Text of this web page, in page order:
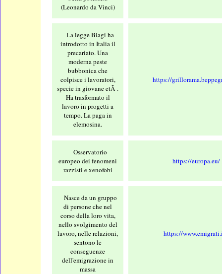
(Leonardo da Vinci)
La legge Biagi ha
introdotto in Italia il
precariato. Una
moderna peste
bubbonica che
colpisce i lavoratori,
specie in giovane etÃ .
Ha trasformato il
lavoro in progetti a
tempo. La paga in
elemosina.
https://
Osservatorio
europeo dei fenomeni
razzisti e xenofobi
https://europa.eu/
Nasce da un gruppo
di persone che nel
corso della loro vita,
nello svolgimento del
lavoro, nelle relazioni,
sentono le
conseguenze
dell'emigrazione in
massa
https://